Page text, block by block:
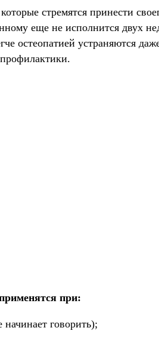
стремятся принести
еще не исполнится двух
остеопатией устраняются
при:
говорить);